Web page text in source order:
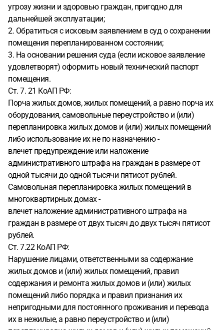
угрозу жизни и здоровью граждан, пригодно для
дальнейшей эксплуатации;
2. Обратиться с исковым заявлением в суд о сохранении
помещения перепланированном состоянии;
3. На основании решения суда (если исковое заявление
удовлетворят) оформить новый технический паспорт
помещения.
Ст. 7. 21 КоАП РФ:
Порча жилых домов, жилых помещений, а равно порча их
оборудования, самовольные переустройство и (или)
перепланировка жилых домов и (или) жилых помещений
либо использование их не по назначению -
влечет предупреждение или наложение
административного штрафа на граждан в размере от
одной тысячи до одной тысячи пятисот рублей.
Самовольная перепланировка жилых помещений в
многоквартирных домах -
влечет наложение административного штрафа на
граждан в размере от двух тысяч до двух тысяч пятисот
рублей.
Ст. 7.22 КоАП РФ:
Нарушение лицами, ответственными за содержание
жилых домов и (или) жилых помещений, правил
содержания и ремонта жилых домов и (или) жилых
помещений либо порядка и правил признания их
непригодными для постоянного проживания и перевода
их в нежилые, а равно переустройство и (или)